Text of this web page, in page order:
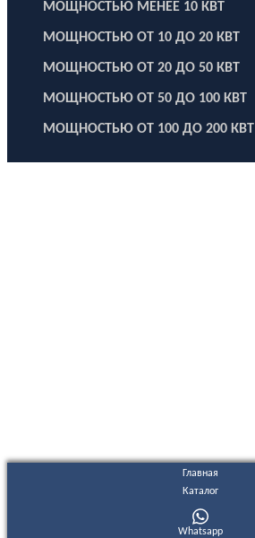
МОЩНОСТЬЮ МЕНЕЕ 10 КВТ
МОЩНОСТЬЮ ОТ 10 ДО 20 КВТ
МОЩНОСТЬЮ ОТ 20 ДО 50 КВТ
МОЩНОСТЬЮ ОТ 50 ДО 100 КВТ
МОЩНОСТЬЮ ОТ 100 ДО 200 КВТ
Главная
Каталог
Whatsapp